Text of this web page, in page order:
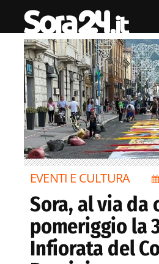
EVENTI E CULTURA
Sora, al via da
pomeriggio la
Infiorata del